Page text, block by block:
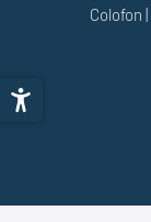
Colofon |